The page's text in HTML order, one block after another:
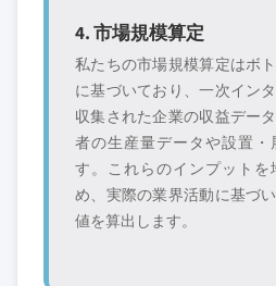
4. 市場規模算定
私たちの市場規模算定はボ
に基づいており、一次イン
収集された企業の収益デー
者の生産量データや設置・
す。これらのインプットを
め、実際の業界活動に基づ
値を算出します。